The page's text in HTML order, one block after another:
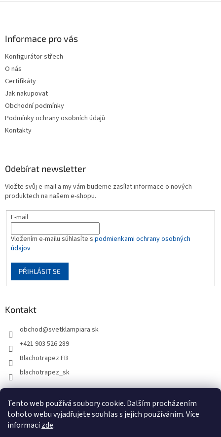
Tento web používá soubory cookie. Dalším procházením
tohoto webu vyjadřujete souhlas s jejich používáním. Více
informacízde.
Informace pro vás
Konfigurátor střech
O nás
Certifikáty
Jak nakupovat
Obchodní podmínky
Podmínky ochrany osobních údajů
Kontakty
Odebírat newsletter
Vložte svůj e-mail a my vám budeme zasílat informace o nových
produktech na našem e-shopu.
E-mail
Vložením e-mailu súhlasíte s podmienkami ochrany osobných
údajov
PŘIHLÁSIT SE
Kontakt
obchod@svetklampiara.sk
+421 903 526 289
Blachotrapez FB
blachotrapez_sk